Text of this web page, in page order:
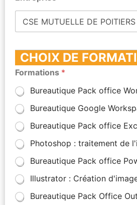
CHOIX DE
Formations *
Bureautique Pack office
Bureautique Google
Bureautique Pack office
Photoshop : traitement de
Bureautique Pack office
Illustrator : Création
Bureautique Pack Office